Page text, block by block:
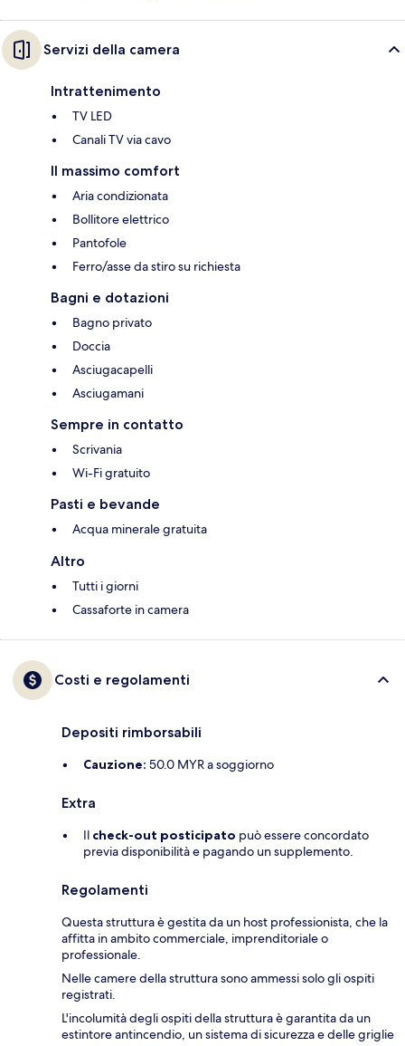
Servizi della camera
Intrattenimento
TV LED
Canali TV via cavo
Il massimo comfort
Aria condizionata
Bollitore elettrico
Pantofole
Ferro/asse da stiro su richiesta
Bagni e dotazioni
Bagno privato
Doccia
Asciugacapelli
Asciugamani
Sempre in contatto
Scrivania
Wi-Fi gratuito
Pasti e bevande
Acqua minerale gratuita
Altro
Tutti i giorni
Cassaforte in camera
Costi e regolamenti
Depositi rimborsabili
Cauzione: 50.0 MYR a soggiorno
Extra
Il check-out posticipato può essere concordato
previa disponibilità e pagando un supplemento.
Regolamenti
Questa struttura è gestita da un host professionista, che la
affitta in ambito commerciale, imprenditoriale o
professionale.
Nelle camere della struttura sono ammessi solo gli ospiti
registrati.
L'incolumità degli ospiti della struttura è garantita da un
estintore antincendio, un sistema di sicurezza e delle griglie